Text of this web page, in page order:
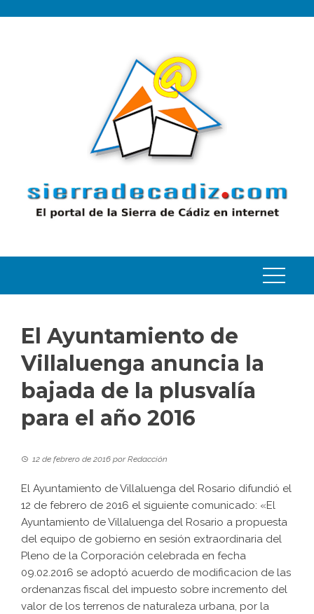
El Ayuntamiento de
Villaluenga anuncia la
bajada de la plusvalía
para el año 2016
12 de febrero de 2016 porRedacción
El Ayuntamiento de Villaluenga del Rosario difundió el
12 de febrero de 2016 el siguiente comunicado: «El
Ayuntamiento de Villaluenga del Rosario a propuesta
del equipo de gobierno en sesión extraordinaria del
Pleno de la Corporación celebrada en fecha
09.02.2016 se adoptó acuerdo de modificacion de las
ordenanzas fiscal del impuesto sobre incremento del
valor de los terrenos de naturaleza urbana, por la